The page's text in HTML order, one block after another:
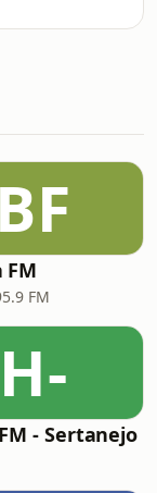
BF
FM
FM
H-
- Sertanejo